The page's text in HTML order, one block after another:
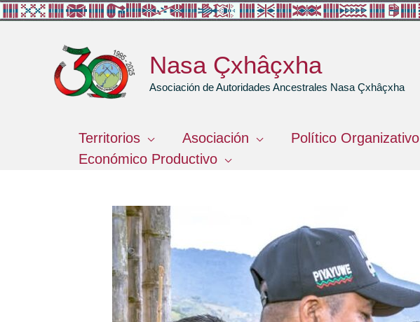
Ir
Nasa Çxhâçxha
Asociación de Autoridades Ancestrales Nasa Çxhâçxha
Territorios Asociación Político Organizativo
Económico Productivo